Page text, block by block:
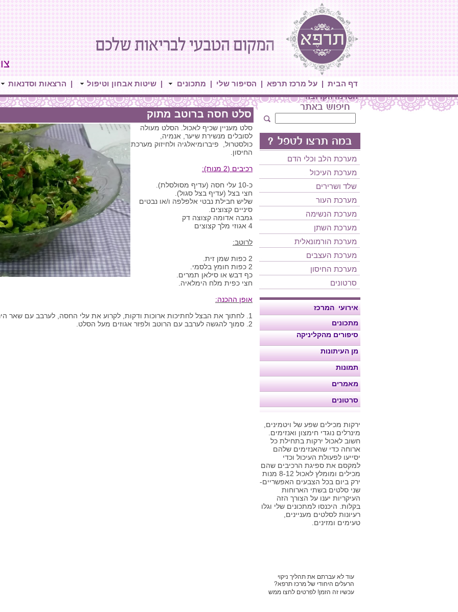
דף הבית | על מרכז תרפא | הסיפור שלי | מתכונים | שיטות אבחון וטיפול | הרצאות וסדנאות
הסדנה הקרובה
מערכת הלב וכלי הדם
מערכת העיכול
שלד ושרירים
מערכת העור
מערכת הנשימה
מערכת השתן
מערכת הורמונאלית
מערכת העצבים
מערכת החיסון
סרטונים
אירועי המרכז
מתכונים
סיפורים מהקליניקה
מן העיתונות
תמונות
מאמרים
סרטונים
ירקות מכילים שפע של ויטמינים,
מינרלים נוגדי חימצון ואנזימים.
חשוב לאכול ירקות בתחילת כל
ארוחה כדי שהאנזימים שלהם
יסייעו לפעולת העיכול וכדי
למקסם את ספיגת הרכיבים שהם
מכילים ומומלץ לאכול 8-12 מנות
ירק ביום בכל הצבעים האפשריים-
שני סלטים בשתי הארוחות
העיקריות יענו על הצורך הזה
בקלות. היכנסו למתכונים שלי וגלו
רעיונות לסלטים מעניינים,
טעימים ומזינים.
עוד לא עברתם את תהליך ניקוי
הרעלים היחודי של מרכז תרפא?
עכשיו זה הזמן! לפרטים לחצו ממש
סלט חסה ברוטב מתוק
סלט מעניין שכיף לאכול. הסלט מעולה
לסובלים מנשירת שיער, אנמיה,
כולסטרול, פיברומיאלגיה ולחיזוק מערכת
החיסון.
רכיבים (2 מנות):
כ-10 עלי חסה (עדיף מסולסלת).
חצי בצל (עדיף בצל סגול).
שליש חבילת נבטי אלפלפה ו/או נבטים
סיניים קצוצים.
גמבה אדומה קצוצה דק
4 אגוזי מלך קצוצים
לרוטב:
2 כפות שמן זית.
2 כפות חומץ בלסמי.
כף דבש או סילאן תמרים.
חצי כפית מלח הימלאיה.
אופן ההכנה:
1. לחתוך את הבצל לחתיכות ארוכות ודקות, לקרוע את עלי החסה, לערבב עם שאר
2. סמוך להגשה לערבב עם הרוטב ולפזר אגוזים מעל הסלט.